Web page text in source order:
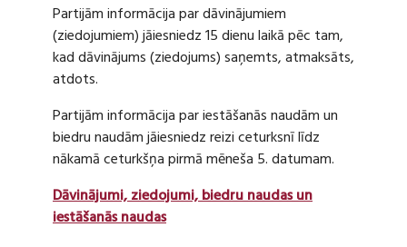
Partijām informācija par dāvinājumiem
(ziedojumiem) jāiesniedz 15 dienu laikā pēc tam,
kad dāvinājums (ziedojums) saņemts, atmaksāts,
atdots.
Partijām informācija par iestāšanās naudām un
biedru naudām jāiesniedz reizi ceturksnī līdz
nākamā ceturkšņa pirmā mēneša 5. datumam.
Dāvinājumi, ziedojumi, biedru naudas un
iestāšanās naudas